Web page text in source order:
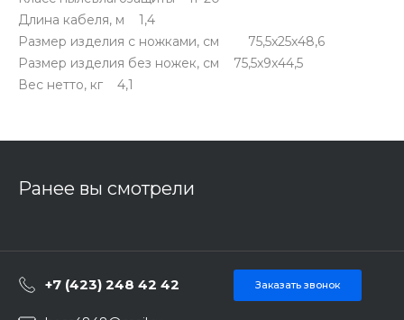
Длина кабеля, м 1,4
Размер изделия с ножками, см 75,5x25x48,6
Размер изделия без ножек, см 75,5x9x44,5
Вес нетто, кг 4,1
Ранее вы смотрели
+7 (423) 248 42 42 Заказать звонок